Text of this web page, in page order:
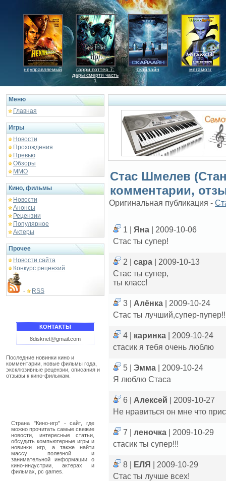
неуправляемый
гарри поттер 7:
дары смерти часть
1
скайлайн мегамозг
Меню
Главная
Игры
Новости
Прохождения
Превью
Обзоры
ММО
Кино, фильмы
Новости
Анонсы
Рецензии
Популярное
Актеры
Прочее
Новости сайта
Конкурс рецензий
- RSS
КОНТАКТЫ
8disknet@gmail.com
Последние новинки кино и
комментарии, новые фильмы года,
эксклюзивные рецензии, описания и
отзывы к кино-фильмам.
Страна "Кино-игр" - сайт, где
можно прочитать самые свежие
новости, интересные статьи,
обсудить компьютерные игры и
новинки игр, а также найти
массу полезной и
занимательной информации о
кино-индустрии, актерах и
фильмах, pc games.
Стас Шмелев
комментарии,
Оригинальная публикация -
1 | Яна
| 2009-10-06
Стас ты супер!
2 | сара
| 2009-10-13
Стас ты супер,
ты класс!
3 | Алёнка
| 2009-10-24
Стас ты лучший,супер-
4 | каринка
| 2009-10-24
стасик я тебя очень люблю
5 | Эмма
| 2009-10-24
Я люблю Стаса
6 | Алексей
| 2009-10-27
Не нравиться он мне что
7 | леночка
| 2009-10-29
стасик ты супер!!!
8 | ЕЛЯ
| 2009-10-29
Стас ты лучше всех!